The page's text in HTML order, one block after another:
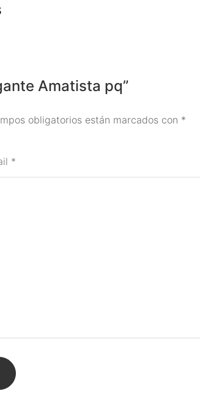
Amatista pq”
obligatorios están marcados con *